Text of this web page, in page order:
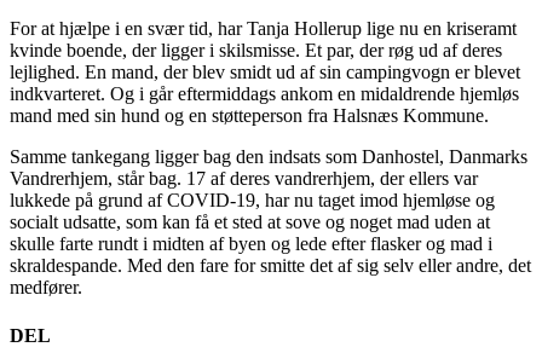
For at hjælpe i en svær tid, har Tanja Hollerup lige nu en kriseramt
kvinde boende, der ligger i skilsmisse. Et par, der røg ud af deres
lejlighed. En mand, der blev smidt ud af sin campingvogn er blevet
indkvarteret. Og i går eftermiddags ankom en midaldrende hjemløs
mand med sin hund og en støtteperson fra Halsnæs Kommune.
Samme tankegang ligger bag den indsats som Danhostel, Danmarks
Vandrerhjem, står bag. 17 af deres vandrerhjem, der ellers var
lukkede på grund af COVID-19, har nu taget imod hjemløse og
socialt udsatte, som kan få et sted at sove og noget mad uden at
skulle farte rundt i midten af byen og lede efter flasker og mad i
skraldespande. Med den fare for smitte det af sig selv eller andre, det
medfører.
DEL